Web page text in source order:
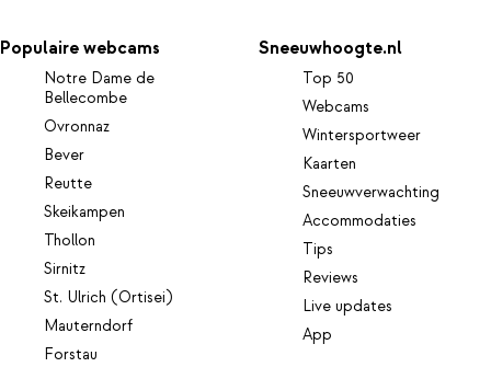
Populaire webcams
Notre Dame de
Bellecombe
Ovronnaz
Bever
Reutte
Skeikampen
Thollon
Sirnitz
St. Ulrich (Ortisei)
Mauterndorf
Forstau
Sneeuwhoogte.nl
Top 50
Webcams
Wintersportweer
Kaarten
Sneeuwverwachting
Accommodaties
Tips
Reviews
Live updates
App